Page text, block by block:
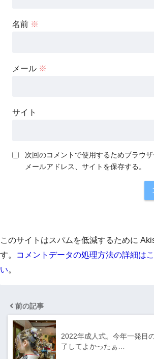
名前 ※
メール ※
サイト
次回のコメントで使用するためブラウザ
メールアドレス、サイトを保存する。
このサイトはスパムを低減するために
す。
コメントデータの処理方法の詳細は
い。
前の記事
2022年成人式。今年一発目
了してよかったぁ…